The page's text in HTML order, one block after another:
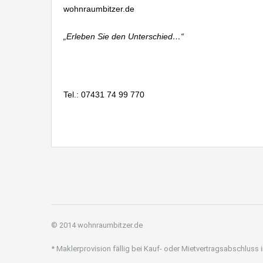
wohnraumbitzer.de
„Erleben Sie den Unterschied…“
Tel.: 07431 74 99 770
© 2014 wohnraumbitzer.de
* Maklerprovision fällig bei Kauf- oder Mietvertragsabschluss